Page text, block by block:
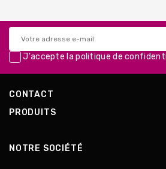
J'accepte lapolitique de
CONTACT
PRODUITS
NOTRE SOCIÉTÉ